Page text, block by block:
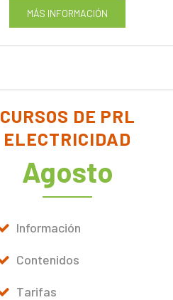
MÁS INFORMACIÓN
CURSOS DE PRL
ELECTRICIDAD
Agosto
Información
Contenidos
Tarifas